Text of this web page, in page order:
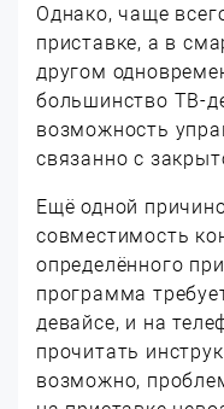
Однако, чаще
приставке, а в
другом
большинство ТВ-
возможность
связанно с
Ещё одной
совместимость
определённого
программа
девайсе, и на
прочитать
возможно,